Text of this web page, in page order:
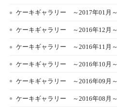
ケーキギャラリー ～2017年01月～
ケーキギャラリー ～2016年12月～
ケーキギャラリー ～2016年11月～
ケーキギャラリー ～2016年10月～
ケーキギャラリー ～2016年09月～
ケーキギャラリー ～2016年08月～